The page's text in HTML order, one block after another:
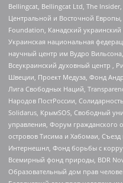
Bellingcat, Bellingcat Ltd, The
Центральной и Восточной
Foundation, Канадский
Украинская национальная
научный центр им Вудро
Всеукраинский духовный центр ,
Швеции, Проект Медуза, Фонд
Лига Свободных Наций,
Народов ПостРоссии,
Solidarus, КрымSOS, Свободный
управления, Форум гражданского
островов Тисима и Хабомаи,
Интернешнл, Фонд борьбы с
Всемирный фонд природы, BDR
Образовательный дом прав